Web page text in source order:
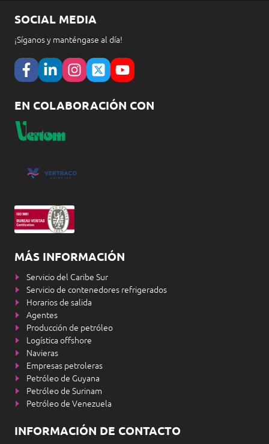
SOCIAL MEDIA
¡Síganos y manténgase al día!
EN COLABORACIÓN CON
MÁS INFORMACIÓN
Servicio del Caribe Sur
Servicio de contenedores refrigerados
Horarios de salida
Agentes
Producción de petróleo
Logística offshore
Navieras
Empresas petroleras
Petróleo de Guyana
Petróleo de Surinam
Petróleo de Venezuela
INFORMACIÓN DE CONTACTO